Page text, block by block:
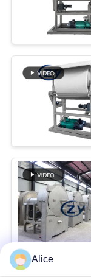
PRIVACY
POLICY
Alice